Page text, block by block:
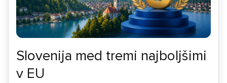
Slovenija med tremi najboljšimi
v EU